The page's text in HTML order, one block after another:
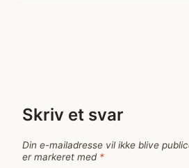
Skriv et svar
Din e-mailadresse vil ikke blive
er markeret med *